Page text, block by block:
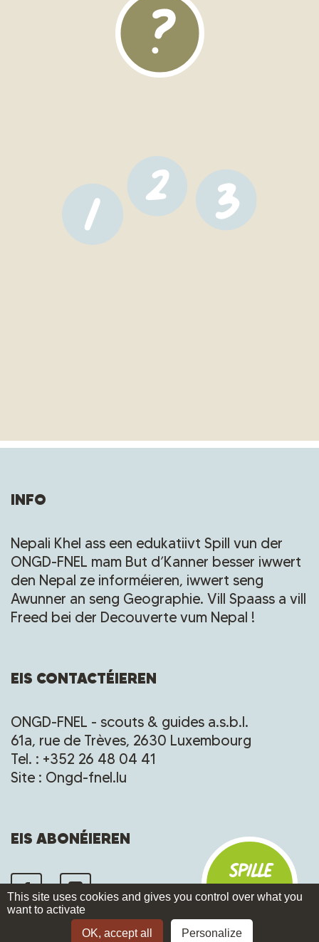
Spille
mir ?
INFO
Nepali Khel ass een edukatiivt Spill vun der
ONGD-FNEL mam But d’Kanner besser iwwert
den Nepal ze informéieren, iwwert seng
Awunner an seng Geographie. Vill Spaass a vill
Freed bei der Decouverte vum Nepal !
EIS CONTACTÉIEREN
ONGD-FNEL - scouts & guides a.s.b.l.
61a, rue de Trèves, 2630 Luxembourg
Tel. : +352 26 48 04 41
Site : Ongd-fnel.lu
EIS ABONÉIEREN
This site uses cookies and gives you control over what you
want to activate
OK, accept all
Personalize